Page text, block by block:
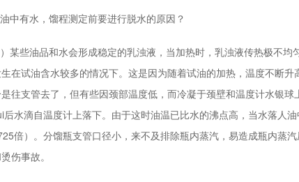
有水，馏程测定前要进行脱水的原因？
些油品和水会形成稳定的乳浊液，当加热时，乳浊液传热极不均
在试油含水较多的情况下。这是因为随着试油的加热，温度不断
往支管去了，但有些因颈部温度低，而冷凝于颈壁和温度计水银
后水滴自温度计上落下。由于这时油温已比水的沸点高，当水落人
倍）。分馏瓶支管口径小，来不及排除瓶内蒸汽，易造成瓶内蒸
伤事故。